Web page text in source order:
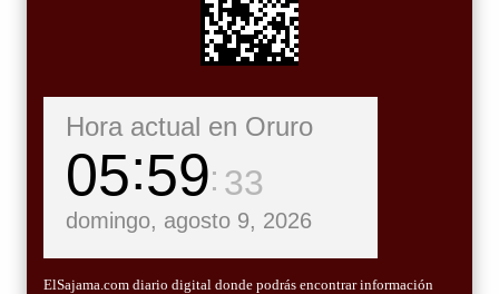
Hora actual en Oruro
05 59 35
domingo, agosto 9, 2026
ElSajama.com diario digital donde podrás encontrar información